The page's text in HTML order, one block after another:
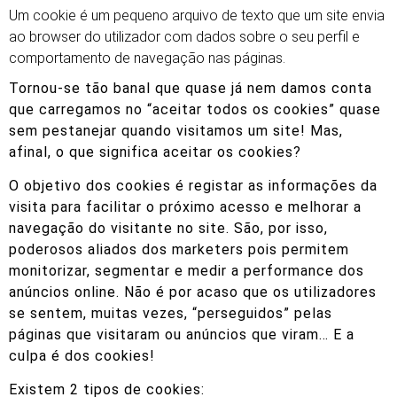
Um cookie é um pequeno arquivo de texto que um site envia
ao browser do utilizador com dados sobre o seu perfil e
comportamento de navegação nas páginas.
Tornou-se tão banal que quase já nem damos conta
que carregamos no “aceitar todos os cookies” quase
sem pestanejar quando visitamos um site! Mas,
afinal, o que significa aceitar os cookies?
O objetivo dos cookies é registar as informações da
visita para facilitar o próximo acesso e melhorar a
navegação do visitante no site. São, por isso,
poderosos aliados dos marketers pois permitem
monitorizar, segmentar e medir a performance dos
anúncios online. Não é por acaso que os utilizadores
se sentem, muitas vezes, “perseguidos” pelas
páginas que visitaram ou anúncios que viram… E a
culpa é dos cookies!
Existem 2 tipos de cookies: